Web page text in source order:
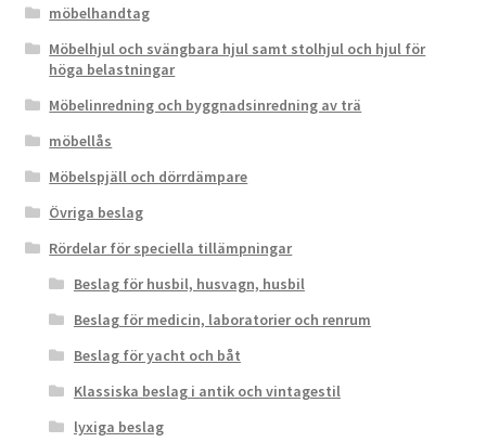
möbelhandtag
Möbelhjul och svängbara hjul samt stolhjul och hjul för
höga belastningar
Möbelinredning och byggnadsinredning av trä
möbellås
Möbelspjäll och dörrdämpare
Övriga beslag
Rördelar för speciella tillämpningar
Beslag för husbil, husvagn, husbil
Beslag för medicin, laboratorier och renrum
Beslag för yacht och båt
Klassiska beslag i antik och vintagestil
lyxiga beslag